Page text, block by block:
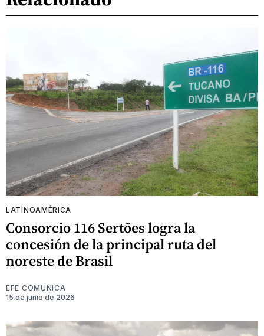
LATINOAMÉRICA
Consorcio 116 Sertões logra la
concesión de la principal ruta del
noreste de Brasil
EFE COMUNICA
15 de junio de 2026